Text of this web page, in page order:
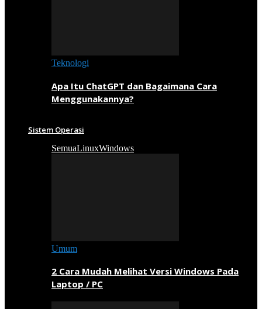
Teknologi
Apa Itu ChatGPT dan Bagaimana Cara
Menggunakannya?
Sistem Operasi
SemuaLinuxWindows
Umum
2 Cara Mudah Melihat Versi Windows Pada
Laptop / PC